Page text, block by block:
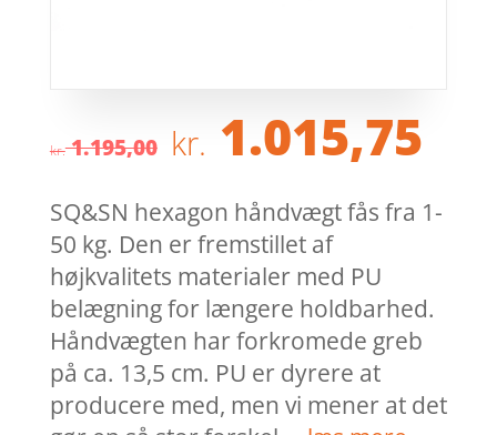
kr.1.195,00 Den
oprindelige
pris
var:
kr. 1.195,00.
kr. 1.015,75
er:
SQ&SN hexagon håndvægt fås fra 1-
50 kg. Den er fremstillet af
højkvalitets materialer med PU
belægning for længere holdbarhed.
Håndvægten har forkromede greb
på ca. 13,5 cm. PU er dyrere at
producere med, men vi mener at det